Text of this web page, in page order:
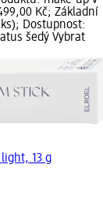
Kč; Základní
Dostupnost:
šedý Vybrat
13 g